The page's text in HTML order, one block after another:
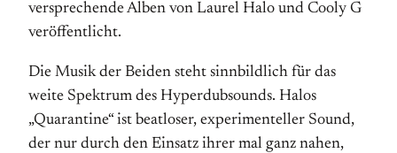
versprechende Alben von Laurel Halo und Cooly G
veröffentlicht.
Die Musik der Beiden steht sinnbildlich für das
weite Spektrum des Hyper­dubsounds. Halos
„Quarantine“ ist beatloser, experimenteller Sound,
der nur durch den Einsatz ihrer mal ganz nahen,